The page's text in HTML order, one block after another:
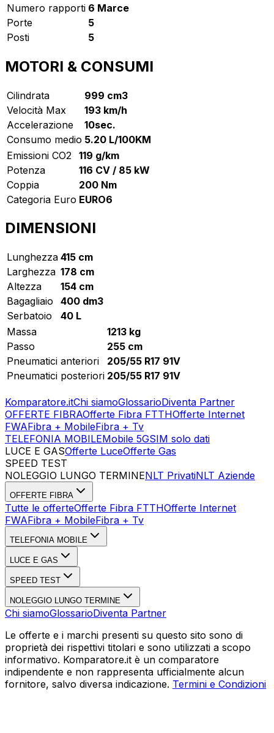
Numero rapporti 6 Marce
Porte
5
Posti
5
MOTORI & CONSUMI
Cilindrata
999 cm3
Velocità Max
193 km/h
Accelerazione
10sec.
Consumo medio 5.20 L/100KM
Emissioni CO2
119 g/km
Potenza
116 CV / 85 kW
Coppia
200 Nm
Categoria Euro EURO6
DIMENSIONI
Lunghezza 415 cm
Larghezza 178 cm
Altezza
154 cm
Bagagliaio
400 dm3
Serbatoio
40 L
Massa
1213 kg
Passo
255 cm
Pneumatici anteriori
205/55 R17 91V
Pneumatici posteriori 205/55 R17 91V
Komparatore.itChi siamoGlossarioDiventa Partner
OFFERTE FIBRAOfferte Fibra FTTHOfferte Internet
FWAFibra + MobileFibra + Tv
TELEFONIA MOBILEMobile 5GSIM solo dati
LUCE E GASOfferte LuceOfferte Gas
SPEED TEST
NOLEGGIO LUNGO TERMINENLT PrivatiNLT Aziende
OFFERTE FIBRA
Tutte le offerteOfferte Fibra FTTHOfferte Internet
FWAFibra + MobileFibra + Tv
TELEFONIA MOBILE
LUCE E GAS
SPEED TEST
NOLEGGIO LUNGO TERMINE
Chi siamoGlossarioDiventa Partner
Le offerte e i marchi presenti su questo sito sono di
proprietà dei rispettivi titolari e sono utilizzati a scopo
informativo. Komparatore.it è un comparatore
indipendente e non rappresenta ufficialmente alcun
fornitore, salvo diversa indicazione. Termini e Condizioni